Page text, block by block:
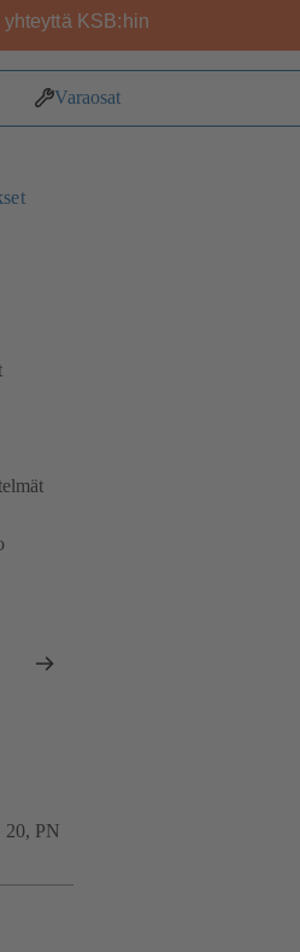
yhteyttä KSB:hin
Varaosat
20, PN